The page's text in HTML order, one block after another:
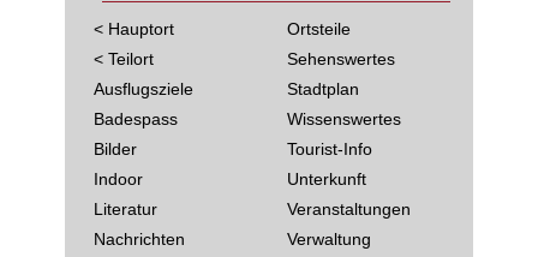
< Hauptort
< Teilort
Ausflugsziele
Badespass
Bilder
Indoor
Literatur
Nachrichten
Ortsteile
Sehenswertes
Stadtplan
Wissenswertes
Tourist-Info
Unterkunft
Veranstaltungen
Verwaltung